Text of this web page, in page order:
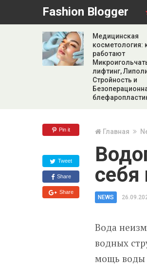
Fashion Blogger
Медицинская
косметология:
работают
лифтинг,
Стройность и
Pin it
Tweet
Share
Share
Главная
себя
NEWS
Вода
водных
мощь воды